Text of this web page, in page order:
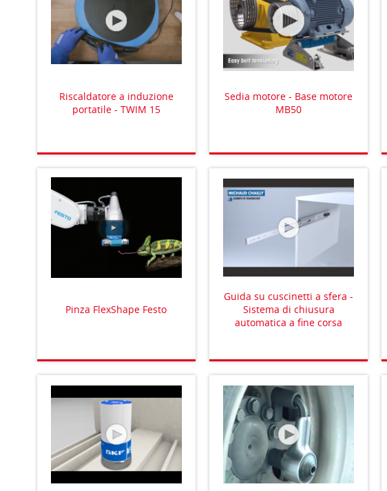
Riscaldatore a induzione
portatile - TWIM 15
Sedia motore - Base motore
MB50
Pinza FlexShape Festo
Guida su cuscinetti a sfera -
Sistema di chiusura
automatica a fine corsa